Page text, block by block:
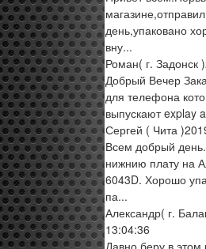
день,упаковано
вну...
Роман( г. Задонск )
Добрый Вечер
для телефона
выпускают explay
Сергей ( Чита )
Всем добрый
нижнию плату на
6043D. Хорошо
па...
Александр( г.
13:04:36
Давно беру в этом